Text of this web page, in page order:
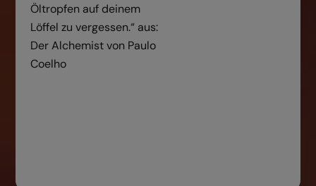
Öltropfen auf deinem
Löffel zu vergessen.“ aus:
Der Alchemist von Paulo
Coelho